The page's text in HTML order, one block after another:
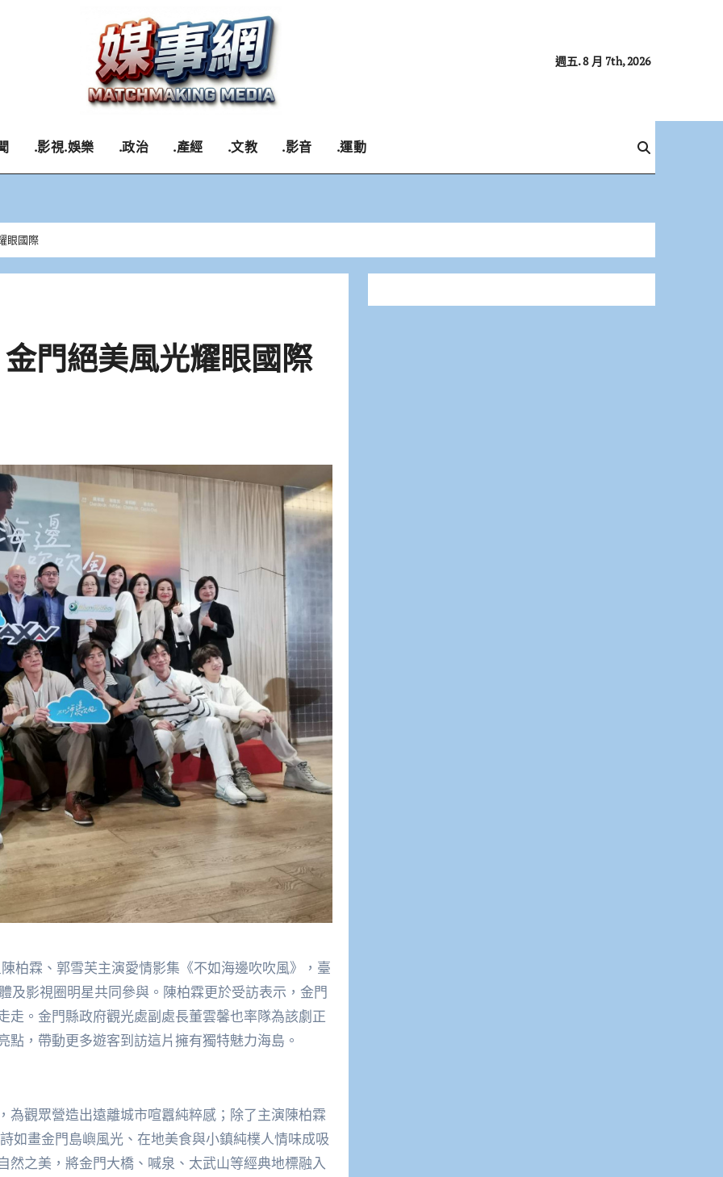
週五. 8 月 7th, 2026
.影視.娛樂 .政治 .產經 .文教 .影音 .運動
眼國際
門絕美風光耀眼國際
柏霖、郭雪芙主演愛情影集《不如海邊吹吹風》，臺
及影視圈明星共同參與。陳柏霖更於受訪表示，金門
走。金門縣政府觀光處副處長董雲馨也率隊為該劇正
，帶動更多遊客到訪這片擁有獨特魅力海島。
為觀眾營造出遠離城市喧囂純粹感；除了主演陳柏霖
如畫金門島嶼風光、在地美食與小鎮純樸人情味成吸
然之美，將金門大橋、喊泉、太武山等經典地標融入